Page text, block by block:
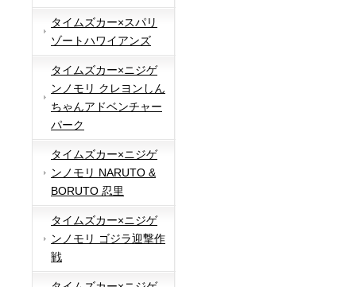
タイムズカー×スパリ
ゾートハワイアンズ
タイムズカー×ニジゲ
ンノモリ クレヨンしん
ちゃんアドベンチャー
パーク
タイムズカー×ニジゲ
ンノモリ NARUTO &
BORUTO 忍里
タイムズカー×ニジゲ
ンノモリ ゴジラ迎撃作
戦